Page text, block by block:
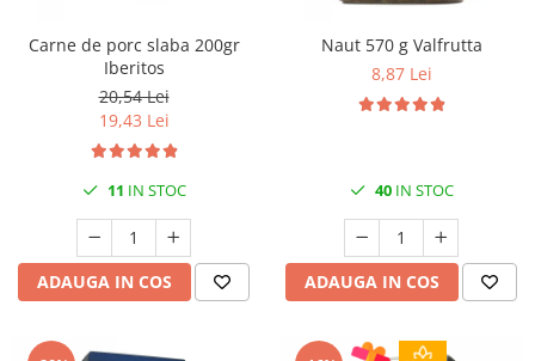
Carne de porc slaba 200gr
Iberitos
20,54 Lei
19,43 Lei
11 IN STOC
ADAUGA IN COS
Naut 570 g Valfrutta
8,87 Lei
40IN STOC
ADAUGA IN COS